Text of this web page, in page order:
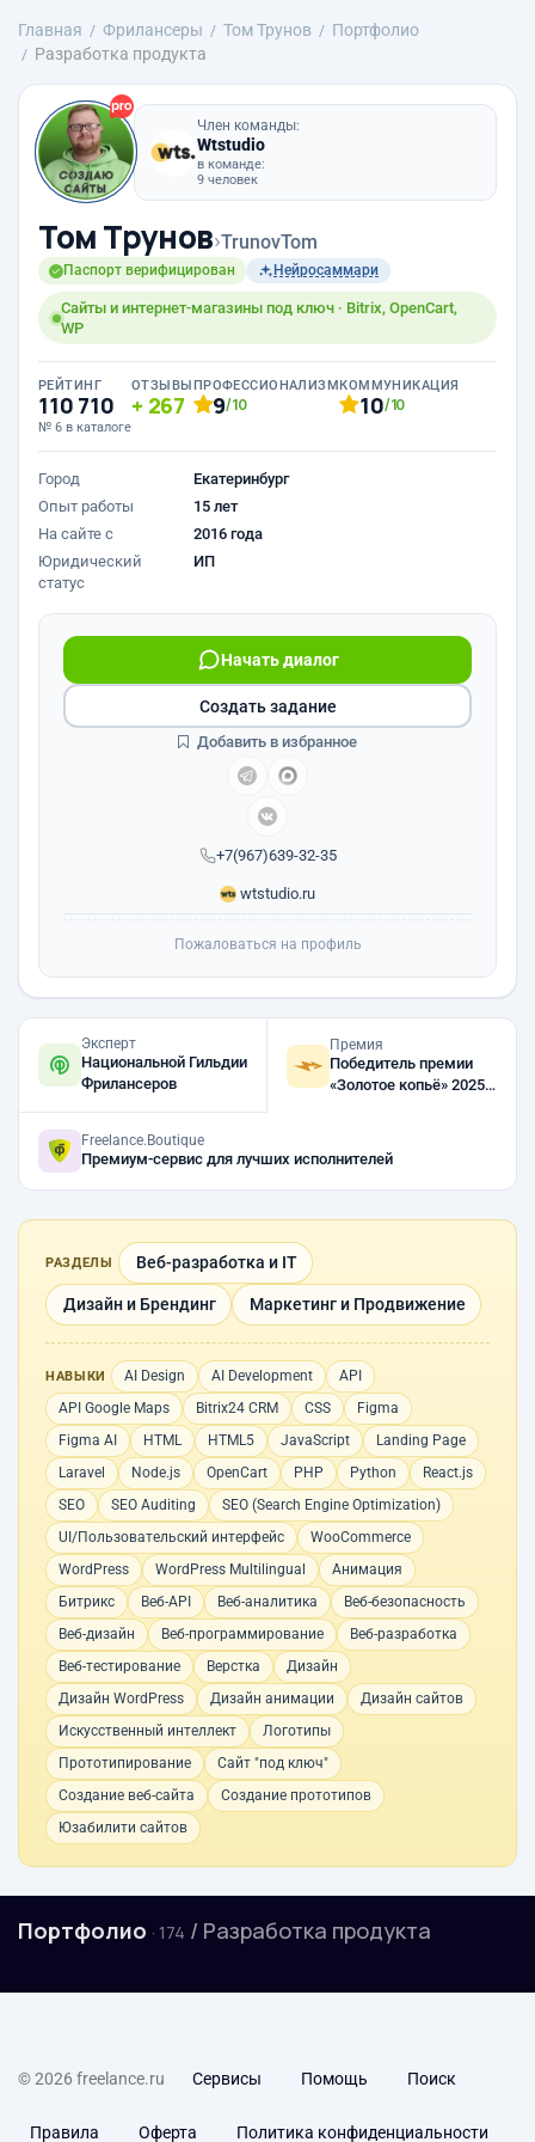
Главная Фрилансеры Том Трунов
Портфолио
Разработка продукта
Член команды:
Wtstudio
в команде:
9 человек
Том Трунов›TrunovTom
Паспорт верифицирован Нейросаммари
Сайты и интернет-магазины под ключ · Bitrix, OpenCart,
WP
РЕЙТИНГ
110 710
№ 6 в каталоге
ОТЗЫВЫ
267
ПРОФЕССИОНАЛИЗМ
9/10
КОММУНИКАЦИЯ
10/10
Город
Екатеринбург
Опыт работы
15 лет
На сайте с
2016 года
Юридический
статус
ИП
+7(967)639-32-35
Начать диалог
wtstudio.ru
Создать задание
Добавить в избранное
Пожаловаться на профиль
Эксперт
Национальной Гильдии
Фрилансеров
Премия
Победитель премии
«Золотое копьё» 2025,
Freelance.Boutique
Премиум-сервис для лучших исполнителей
РАЗДЕЛЫ Веб-разработка и IT
Дизайн и Брендинг Маркетинг и Продвижение
НАВЫКИ AI Design AI Development
API
API Google Maps
Bitrix24 CRM CSS
Figma
Figma AI
HTML HTML5 JavaScript
Landing Page
Laravel
Node.js OpenCart PHP Python
React.js
SEO
SEO Auditing
SEO (Search Engine Optimization)
UI/Пользовательский интерфейс
WooCommerce
WordPress
WordPress Multilingual
Анимация
Битрикс
Веб-API Веб-аналитика
Веб-безопасность
Веб-дизайн
Веб-программирование
Веб-разработка
Веб-тестирование
Верстка
Дизайн
Дизайн WordPress
Дизайн анимации
Дизайн сайтов
Искусственный интеллект
Логотипы
Прототипирование
Сайт "под ключ"
Создание веб-сайта
Создание прототипов
Юзабилити сайтов
Портфолио · 174 / Разработка продукта
© 2026 freelance.ru Сервисы Помощь Поиск
Правила Оферта Политика конфиденциальности